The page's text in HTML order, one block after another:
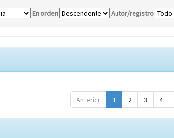
En orden Autor/registro
Anterior 1 2 3 4